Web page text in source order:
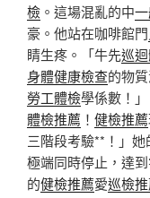
檢 。這場混亂的中
豪。他站在咖啡館門
睛生疼。「牛先巡
身體健康檢查的物
勞工體檢學係數！
體檢推薦 ！ 健檢推薦
三階段考驗**！」她
極端同時停止，達
的健檢推薦愛巡檢